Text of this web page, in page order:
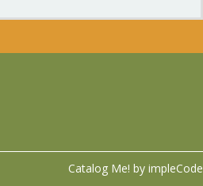
Catalog Me! by impleCode